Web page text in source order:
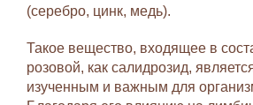
(серебро, цинк, медь).
Такое вещество, входящее в
розовой, как салидрозид,
изученным и важным для